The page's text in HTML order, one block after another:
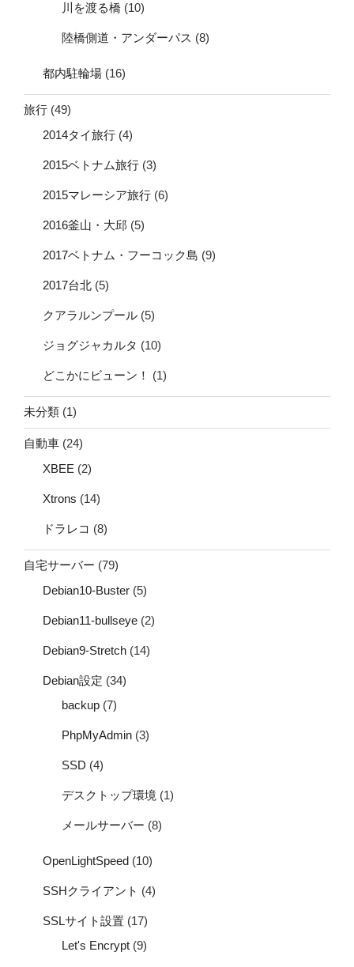
川を渡る橋 (10)
陸橋側道・アンダーパス (8)
都内駐輪場 (16)
旅行 (49)
2014タイ旅行 (4)
2015ベトナム旅行 (3)
2015マレーシア旅行 (6)
2016釜山・大邱 (5)
2017ベトナム・フーコック島 (9)
2017台北 (5)
クアラルンプール (5)
ジョグジャカルタ (10)
どこかにビューン！ (1)
未分類 (1)
自動車 (24)
XBEE (2)
Xtrons (14)
ドラレコ (8)
自宅サーバー (79)
Debian10-Buster (5)
Debian11-bullseye (2)
Debian9-Stretch (14)
Debian設定 (34)
backup (7)
PhpMyAdmin (3)
SSD (4)
デスクトップ環境 (1)
メールサーバー (8)
OpenLightSpeed (10)
SSHクライアント (4)
SSLサイト設置 (17)
Let's Encrypt (9)